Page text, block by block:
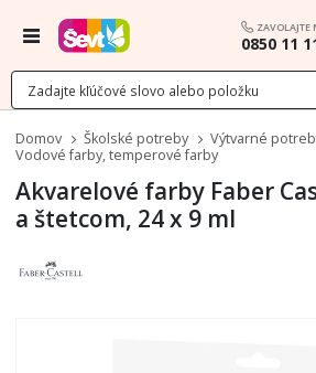
Menu ZAVOLAJTE
0850 11
Domov Školské potreby
Výtvarné
Vodové farby, temperové farby
Akvarelové farby Faber
a štetcom, 24 x 9 ml